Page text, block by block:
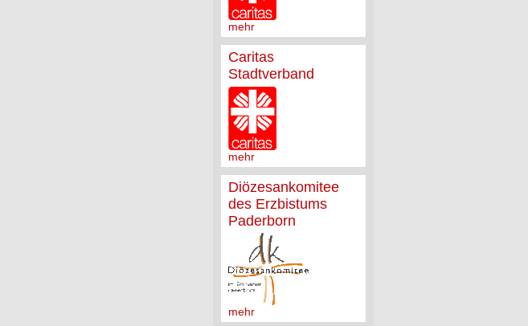
mehr
Caritas
Stadtverband
mehr
Diözesankomitee
des Erzbistums
Paderborn
mehr